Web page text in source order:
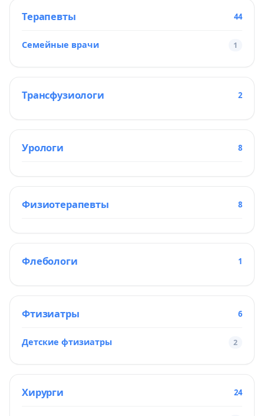
Терапевты 44
Семейные врачи 1
Трансфузиологи 2
Урологи 8
Физиотерапевты 8
Флебологи 1
Фтизиатры 6
Детские фтизиатры 2
Хирурги 24